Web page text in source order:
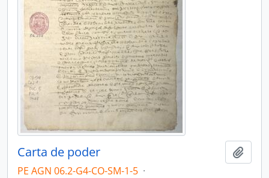
Carta de poder
PE AGN 06.2-G4-CO-SM-1-5 ·